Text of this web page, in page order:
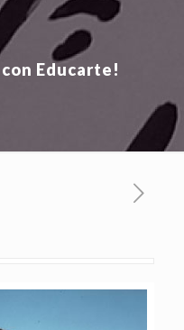
Educarte!